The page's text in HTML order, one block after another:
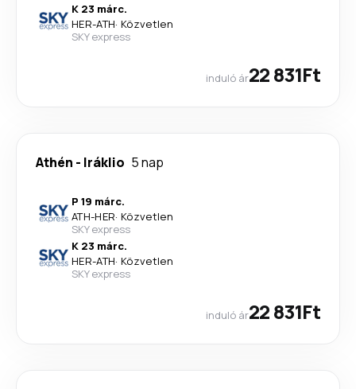
K 23 márc.
HER-ATH· Közvetlen
SKY express
induló ár22 831Ft
Athén - Iráklio 5 nap
P 19 márc.
ATH-HER· Közvetlen
SKY express
K 23 márc.
HER-ATH· Közvetlen
SKY express
induló ár22 831Ft